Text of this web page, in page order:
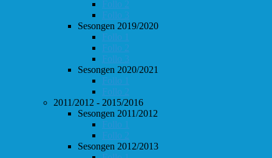
Follo 2
Follo 3
Sesongen 2019/2020
Follo 1
Follo 2
Follo 3
Sesongen 2020/2021
Follo 1
Follo 2
2011/2012 - 2015/2016
Sesongen 2011/2012
Follo 1
Follo 2
Sesongen 2012/2013